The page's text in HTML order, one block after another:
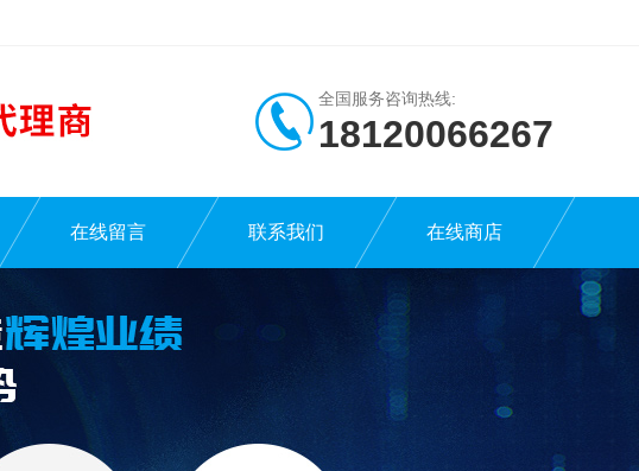
全国服务咨询热线:
18120066267
在线留言 联系我们 在线商店